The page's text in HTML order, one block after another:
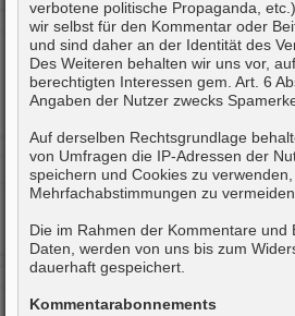
verbotene politische Propaganda,
wir selbst für den Kommentar oder
und sind daher an der Identität des
Des Weiteren behalten wir uns vor,
berechtigten Interessen gem. Art. 6
Angaben der Nutzer zwecks
Auf derselben Rechtsgrundlage
von Umfragen die IP-Adressen der
speichern und Cookies zu verwenden,
Mehrfachabstimmungen zu
Die im Rahmen der Kommentare und
Daten, werden von uns bis zum
dauerhaft gespeichert.
Kommentarabonnements